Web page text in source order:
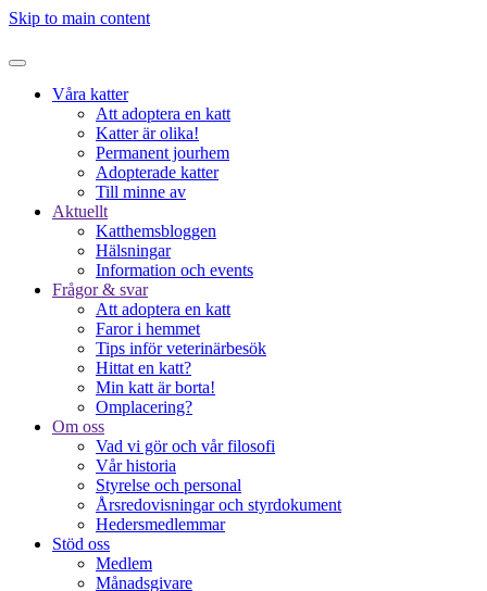
Skip to main content
Våra katter
Att adoptera en katt
Katter är olika!
Permanent jourhem
Adopterade katter
Till minne av
Aktuellt
Katthemsbloggen
Hälsningar
Information och events
Frågor & svar
Att adoptera en katt
Faror i hemmet
Tips inför veterinärbesök
Hittat en katt?
Min katt är borta!
Omplacering?
Om oss
Vad vi gör och vår filosofi
Vår historia
Styrelse och personal
Årsredovisningar och styrdokument
Hedersmedlemmar
Stöd oss
Medlem
Månadsgivare